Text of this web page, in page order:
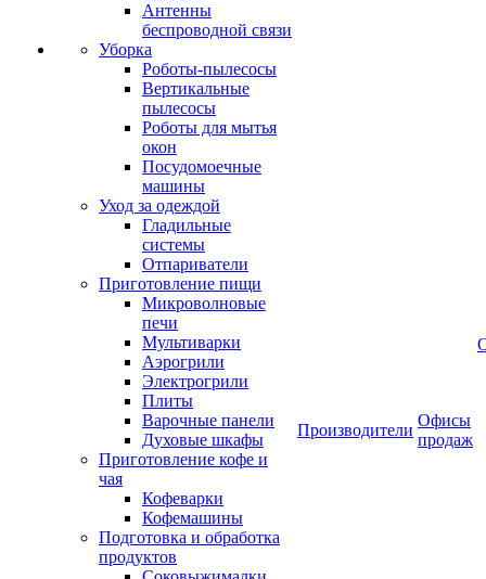
Антенны
беспроводной связи
Уборка
Роботы-пылесосы
Вертикальные
пылесосы
Роботы для мытья
окон
Посудомоечные
машины
Уход за одеждой
Гладильные
системы
Отпариватели
Приготовление пищи
Микроволновые
печи
Мультиварки
Аэрогрили
Электрогрили
Плиты
Варочные панели
Духовые шкафы
Приготовление кофе и
чая
Кофеварки
Кофемашины
Подготовка и обработка
продуктов
Производители
Офисы
продаж